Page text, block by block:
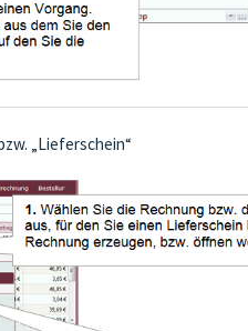
„Lieferschein“